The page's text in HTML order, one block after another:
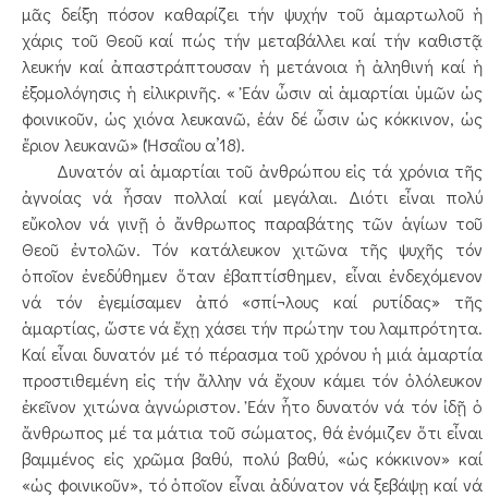
μᾶς δείξη πόσον καθαρίζει τήν ψυχήν τοῦ ἁμαρτωλοῦ ἡ
χάρις τοῦ Θεοῦ καί πώς τήν μεταβάλλει καί τήν καθιστᾷ
λευκήν καί ἀπαστράπτουσαν ἡ μετάνοια ἡ ἀληθινή καί ἡ
ἐξομολόγησις ἡ εἰλικρινῆς. « Ἐάν ὦσιν αἱ ἁμαρτίαι ὑμῶν ὡς
φοινικοῦν, ὡς χιόνα λευκανῶ, ἐάν δέ ὦσιν ὡς κόκκινον, ὡς
ἔριον λευκανῶ» (Ἡσαῒου α’18).
Δυνατόν αἱ ἁμαρτίαι τοῦ ἀνθρώπου εἰς τά χρόνια τῆς
ἀγνοίας νά ἦσαν πολλαί καί μεγάλαι. Διότι εἶναι πολύ
εὔκολον νά γινῇ ὁ ἄνθρωπος παραβάτης τῶν ἁγίων τοῦ
Θεοῦ ἐντολῶν. Τόν κατάλευκον χιτῶνα τῆς ψυχῆς τόν
ὁποῖον ἐνεδύθημεν ὅταν ἐβαπτίσθημεν, εἶναι ἐνδεχόμενον
νά τόν ἐγεμίσαμεν ἀπό «σπί¬λους καί ρυτίδας» τῆς
ἁμαρτίας, ὥστε νά ἔχῃ χάσει τήν πρώτην του λαμπρότητα.
Καί εἶναι δυνατόν μέ τό πέρασμα τοῦ χρόνου ἡ μιά ἁμαρτία
προστιθεμένη εἰς τήν ἄλλην νά ἔχουν κάμει τόν ὁλόλευκον
ἐκεῖνον χιτώνα ἀγνώριστον. Ἐάν ἦτο δυνατόν νά τόν ἰδῇ ὁ
ἄνθρωπος μέ τα μάτια τοῦ σώματος, θά ἐνόμιζεν ὅτι εἶναι
βαμμένος εἰς χρῶμα βαθύ, πολύ βαθύ, «ὡς κόκκινον» καί
«ὡς φοινικοῦν», τό ὁποῖον εἶναι ἀδύνατον νά ξεβάψῃ καί νά